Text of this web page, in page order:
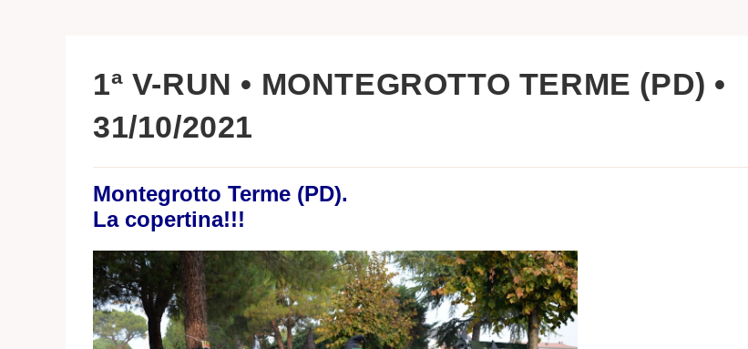
1ª V-RUN • MONTEGROTTO TERME (PD) •
31/10/2021
Montegrotto Terme (PD).
La copertina!!!